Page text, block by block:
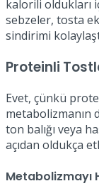
kalorili oldukları
sebzeler, tosta
sindirimi
Proteinli
Evet, çünkü
metabolizmanın
ton balığı veya
açıdan oldukça
Metabolizmayı